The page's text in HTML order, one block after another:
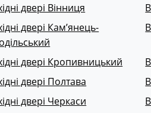
двері Вінниця
двері Кам’янець-
двері Кропивницький
двері Полтава
двері Черкаси